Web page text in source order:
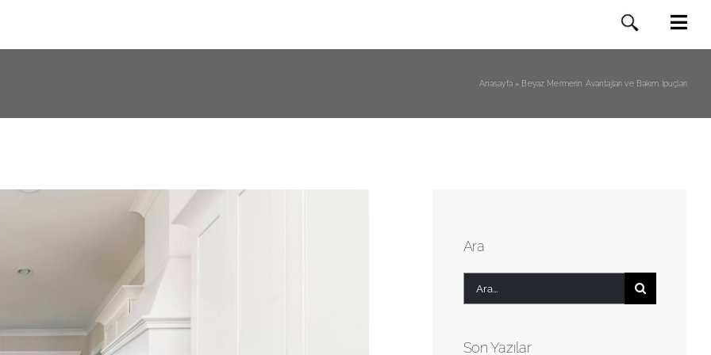
Anasayfa» Beyaz Mermerin Avantajları ve Bakım İpuçları
Ara
Ara:
Son Yazılar